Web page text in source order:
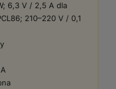
6,3 V / 2,5 A dla
210–220 V / 0,1